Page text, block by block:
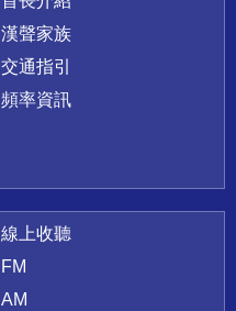
漢聲家族
交通指引
頻率資訊
線上收聽
FM
AM